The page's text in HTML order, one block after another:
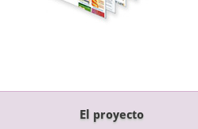
El proyecto